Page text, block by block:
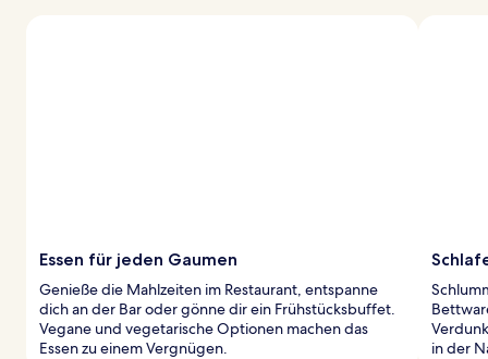
Essen für jeden Gaumen
Genieße die Mahlzeiten im Restaurant, entspanne
dich an der Bar oder gönne dir ein Frühstücksbuffet.
Vegane und vegetarische Optionen machen das
Essen zu einem Vergnügen.
in der